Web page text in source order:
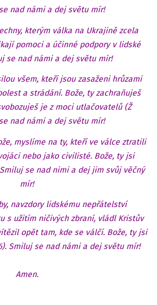
nad námi a dej světu mír!
kterým válka na Ukrajině zcela
pomoci a účinné podpory v lidské
se nad námi a dej světu mír!
všem, kteří jsou zasaženi hrůzami
a strádání. Bože, ty zachraňuješ
je z moci utlačovatelů (Ž
nad námi a dej světu mír!
myslíme na ty, kteří ve válce ztratili
nebo jako civilisté. Bože, ty jsi
se nad nimi a dej jim svůj věčný
mír!
navzdory lidskému nepřátelství
s užitím ničivých zbraní, vládl Kristův
opět tam, kde se válčí. Bože, ty jsi
Smiluj se nad námi a dej světu mír!
Amen.